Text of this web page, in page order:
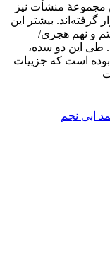
مجموعۀ منشأت نیز
گرفته‌اند. بیشتر این
و نهم هجری/
طی این دو سده،
است که جزییات
ابی نجم